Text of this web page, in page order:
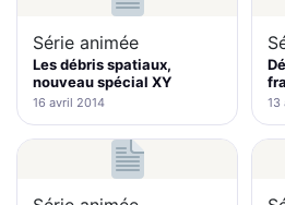
Série animée
Les débris spatiaux,
nouveau spécial XY
16 avril 2014 13